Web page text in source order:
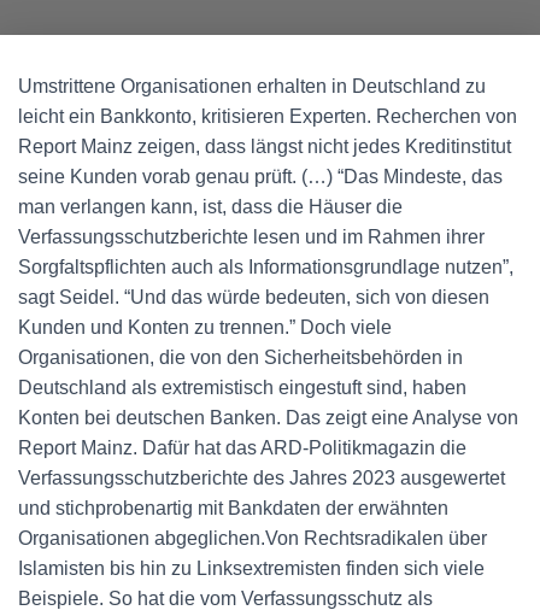
Umstrittene Organisationen erhalten in Deutschland zu
leicht ein Bankkonto, kritisieren Experten. Recherchen von
Report Mainz zeigen, dass längst nicht jedes Kreditinstitut
seine Kunden vorab genau prüft. (…) “Das Mindeste, das
man verlangen kann, ist, dass die Häuser die
Verfassungsschutzberichte lesen und im Rahmen ihrer
Sorgfaltspflichten auch als Informationsgrundlage nutzen”,
sagt Seidel. “Und das würde bedeuten, sich von diesen
Kunden und Konten zu trennen.” Doch viele
Organisationen, die von den Sicherheitsbehörden in
Deutschland als extremistisch eingestuft sind, haben
Konten bei deutschen Banken. Das zeigt eine Analyse von
Report Mainz. Dafür hat das ARD-Politikmagazin die
Verfassungsschutzberichte des Jahres 2023 ausgewertet
und stichprobenartig mit Bankdaten der erwähnten
Organisationen abgeglichen.Von Rechtsradikalen über
Islamisten bis hin zu Linksextremisten finden sich viele
Beispiele. So hat die vom Verfassungsschutz als